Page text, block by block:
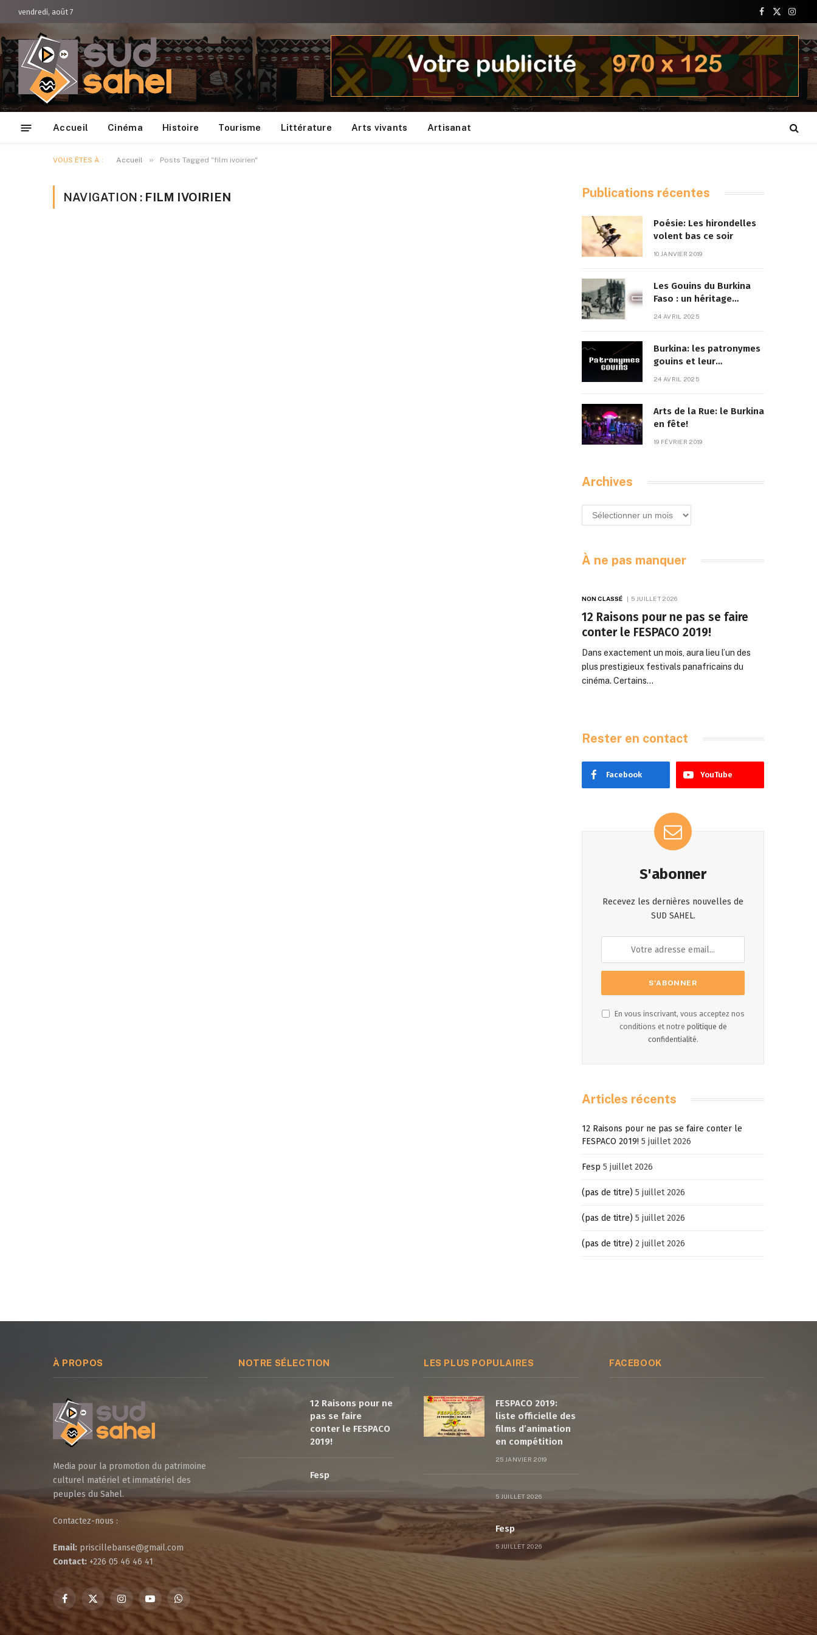
vendredi, août 7
Facebook
X
Accueil Cinéma Histoire Tourisme Littérature Arts vivants Artisanat
VOUS ÊTES À : Accueil » Posts Tagged "film ivoirien"
NAVIGATION : FILM IVOIRIEN Publications récentes
Poésie: Les hirondelles
volent bas ce soir
10 JANVIER 2019
Les Gouins du Burkina
Faso : un héritage
24 AVRIL 2025
Burkina: les patronymes
gouins et leur
24 AVRIL 2025
Arts de la Rue: le Burkina
en fête!
19 FÉVRIER 2019
Archives
Archives
À ne pas manquer
NON CLASSÉ 5 JUILLET 2026
12 Raisons pour ne pas se faire
conter le FESPACO 2019!
Dans exactement un mois, aura lieu l’un des
plus prestigieux festivals panafricains du
cinéma. Certains…
Rester en contact
Facebook YouTube
S'abonner
Recevez les dernières nouvelles de
SUD SAHEL.
En vous inscrivant, vous acceptez nos
conditions et notre politique de
confidentialité.
Articles récents
12 Raisons pour ne pas se faire conter le
FESPACO 2019! 5 juillet 2026
Fesp 5 juillet 2026
(pas de titre) 5 juillet 2026
(pas de titre) 5 juillet 2026
(pas de titre) 2 juillet 2026
À PROPOS
Media pour la promotion du patrimoine
culturel matériel et immatériel des
peuples du Sahel.
Contactez-nous :
Email: priscillebanse@gmail.com
Contact: +226 05 46 46 41
Facebook
X
(Twitter)
InstagramYouTubeWhatsApp
NOTRE SÉLECTION
12 Raisons pour ne
pas se faire
conter le FESPACO
2019!
Fesp
LES PLUS POPULAIRES
FESPACO 2019:
liste officielle des
films d’animation
en compétition
25 JANVIER 2019
5 JUILLET 2026
Fesp
5 JUILLET 2026
FACEBOOK